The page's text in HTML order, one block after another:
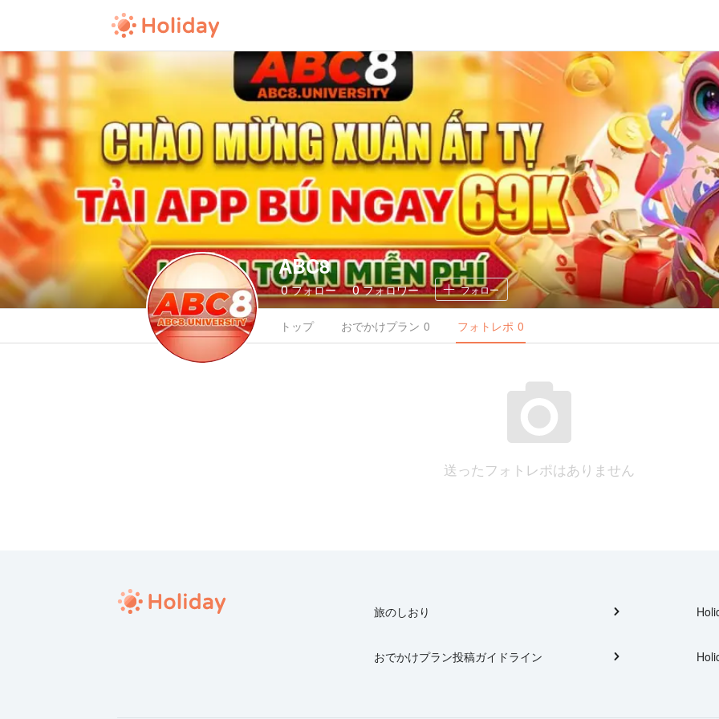
ABC8
0フォロー 0フォロワー フォロー
トップ おでかけプラン 0 フォトレポ 0
送ったフォトレポはありません
旅のしおり
おでかけプラン投稿ガイドライン